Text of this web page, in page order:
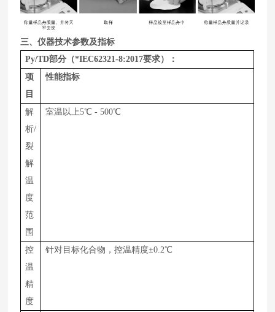
三、仪器技术参数及指标
Py/TD部分（*IEC62321-8:2017要求）：
项
目
性能指标
解
析/
裂
解
温
度
范
围
室温以上5℃ - 500℃
控
温
精
度
针对目标化合物，控温精度±0.2℃